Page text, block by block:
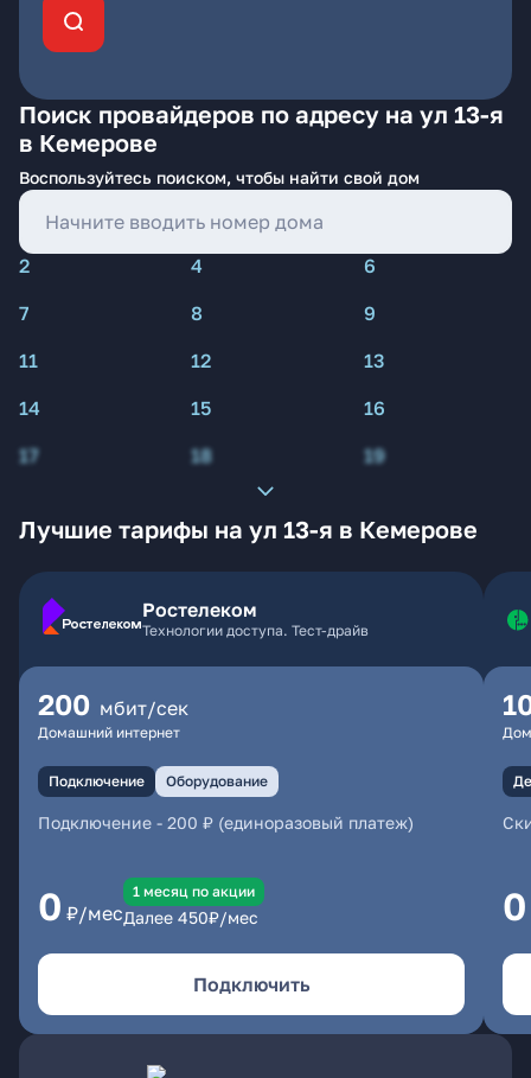
Поиск провайдеров по адресу на ул 13-я
в Кемерове
Воспользуйтесь поиском, чтобы найти свой дом
2 4
6
7
8
9
11
12
13
14
15
16
17
18 19
Лучшие тарифы на ул 13-я в Кемерове
Ростелеком
Технологии доступа. Тест-драйв
200 мбит/сек
Домашний интернет
Подключение Оборудование
Подключение - 200 ₽ (единоразовый платеж)
0 ₽/мес
1 месяц по акции
Далее 450₽/мес
Подключить
0